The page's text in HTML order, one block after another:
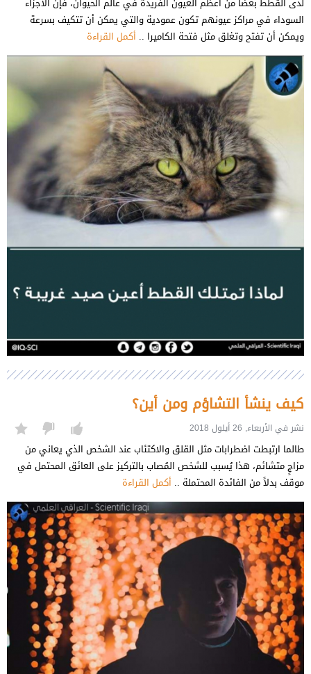
السوداء في مراكز عيونهم تكون عمودية والتي يمكن أن تتكيف بسرعة
ويمكن أن تفتح وتغلق مثل فتحة الكاميرا .. أكمل القراءة
كيف ينشأ التشاؤم ومن أين؟
نشر في الأربعاء, 26 أيلول 2018
طالما ارتبطت اضطرابات مثل القلق والاكتئاب عند الشخص الذي يعاني من
مزاجٍ متشائم، هذا يُسبب للشخص المُصاب بالتركيز على العائق المحتمل في
موقف بدلاً من الفائدة المحتملة .. أكمل القراءة